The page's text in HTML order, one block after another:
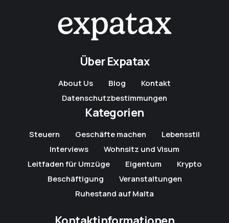
Über Expatax
About Us Blog
Kontakt
Datenschutzbestimmungen
Kategorien
Steuern Geschäfte machen
Lebensstil
Interviews
Wohnsitz und Visum
Leitfaden für Umzüge
Eigentum
Krypto
Beschäftigung
Veranstaltungen
Ruhestand auf Malta